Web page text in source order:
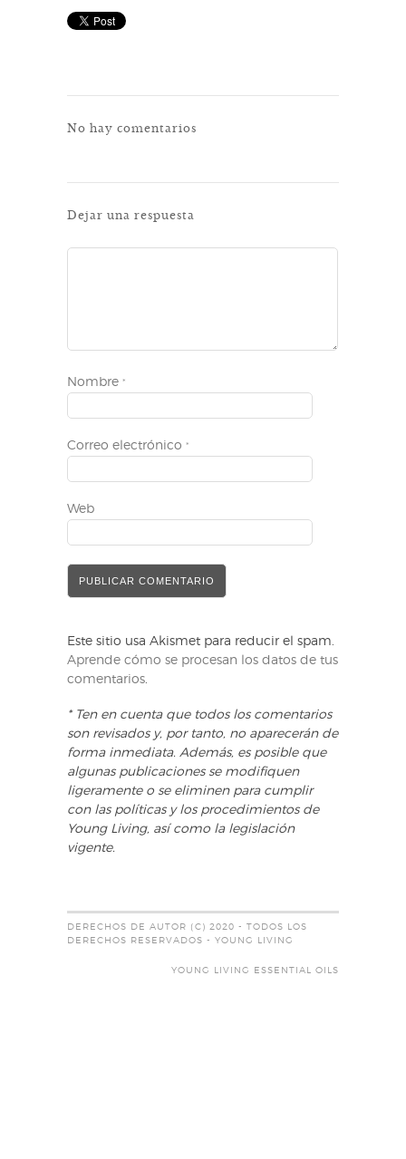
No hay comentarios
Dejar una respuesta
Nombre *
Correo electrónico *
Web
Este sitio usa Akismet para reducir el spam.
Aprende cómo se procesan los datos de tus
comentarios
* Ten en cuenta que todos los comentarios
son revisados y, por tanto, no aparecerán de
forma inmediata. Además, es posible que
algunas publicaciones se modifiquen
ligeramente o se eliminen para cumplir
con las políticas y los procedimientos de
Young Living, así como la legislación
vigente.
DERECHOS DE AUTOR (C) 2020 - TODOS LOS
DERECHOS RESERVADOS - YOUNG LIVING
YOUNG LIVING ESSENTIAL OILS